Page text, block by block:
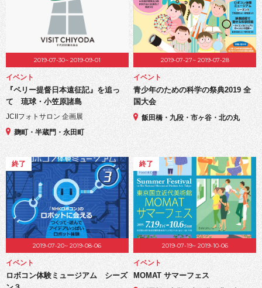
2019-07-30~ 2019-09-01
イベント
『ペリー提督日本遠征記』を追っ
て 琉球・小笠原諸島
JCIIフォトサロン 企画展
麹町・半蔵門・永田町
2019-07-27~ 2019-07-28
イベント
青少年のための科学の祭典2019 全
国大会
飯田橋・九段・市ヶ谷・北の丸
終了
2019-07-20~ 2019-08-06
イベント
ロボコン体験ミュージアム シーズ
終了
2019-07-19~ 2019-10-06
イベント
MOMAT サマーフェス